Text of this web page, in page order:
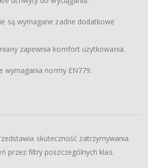
są wymagane żadne dodatkowe
zapewnia komfort użytkowania.
wymagania normy EN779.
skuteczność zatrzymywania
przez filtry poszczególnych klas.